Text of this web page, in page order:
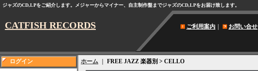
ジャズのCD,LPをご紹介します。メジャーからマイナー、自主制作盤までジャズのCD,LPをお届け致します。
CATFISH RECORDS ご利用案内｜ お問い合せ
ログイン
ホーム FREE JAZZ 楽器別 > CELLO